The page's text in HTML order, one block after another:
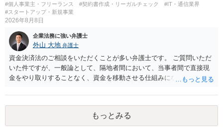
#個人事業主・フリーランス #契約書作成・リーガルチェック
#IT・通信業界
#スタートアップ・新規事業
2026年8月8日
企業法務に強い弁護士
外山 大地 弁護士
資金決済法のご相談をいただくことが多い弁護士です。 ご質問いただ
いた件ですが、一般論として、隔地者間において、当事者間で直接現
金をやり取りすることなく、資金を移動させる仕組みになりますの
も、為替取引に該当し得る場合であっても、いわゆる収納代行とし
て、資金移動業の規制の対象外となる余地があります。 この点につい
ては、単に「利用者から資金を受け取り、寄付団体に送金する」とい
う資金の流れだけで判断することはできず、アプリの仕組みが利用者
もっとみる